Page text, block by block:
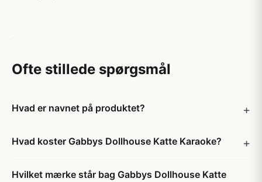
Ofte stillede spørgsmål
Hvad er navnet på produktet?
Hvad koster Gabbys Dollhouse Katte Karaoke?
Hvilket mærke står bag Gabbys Dollhouse Katte